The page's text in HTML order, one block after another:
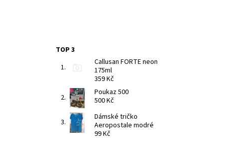
TOP 3
Callusan FORTE neon
175ml
359 Kč
Poukaz 500
500 Kč
Dámské tričko
Aeropostale modré
99 Kč